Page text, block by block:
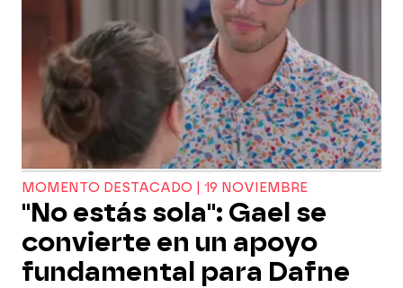
MOMENTO DESTACADO | 19 NOVIEMBRE
"No estás sola": Gael se
convierte en un apoyo
fundamental para Dafne